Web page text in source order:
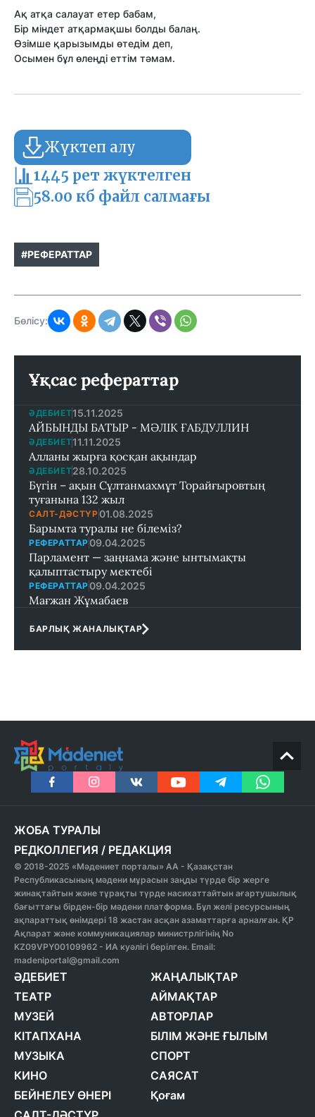
Ақ атқа салауат етер бабам,
Бір міндет атқармақшы болды балаң.
Өзімше қарызымды өтедім деп,
Осымен бұл өлеңді еттім тәмам.
Жүктеп алу
1445 рет жүктелген
58.00 кб файл салмағы
#РЕФЕРАТТАР
Бөлісу:
Ұқсас рефераттар
ӘДЕБИЕТ15.11.2025
АЙБЫНДЫ БАТЫР - МӘЛІК ҒАБДУЛЛИН
ӘДЕБИЕТ11.11.2025
Алланы жырға қосқан ақындар
ӘДЕБИЕТ28.10.2025
Бүгін – ақын Сұлтанмахмұт Торайғыровтың
туғанына 132 жыл
САЛТ-ДӘСТҮР 01.08.2025
Барымта туралы не білеміз?
РЕФЕРАТТАР 09.04.2025
Парламент — заңнама және ынтымақты
қалыптастыру мектебi
РЕФЕРАТТАР 09.04.2025
Мағжан Жұмабаев
БАРЛЫҚ ЖАНАЛЫҚТАР
ЖОБА ТУРАЛЫ
РЕДКОЛЛЕГИЯ / РЕДАКЦИЯ
© 2018-2025 «Мәдениет порталы» АА - Қазақстан
Республикасының мәдени мұрасын заңды түрде бір жерге
жинақтайтын және тұрақты түрде насихаттайтын ағартушылық
бағыттағы бірден-бір мәдени платформа. Бұл желі ресурсының
ақпараттық өнімдері 18 жастан асқан азаматтарға арналған. ҚР
Ақпарат және коммуникациялар министрлігінің No
KZ09VPY00109962 - ИА куәлігі берілген. Email:
madeniportal@gmail.com
ӘДЕБИЕТ
ТЕАТР
МУЗЕЙ
КІТАПХАНА
МУЗЫКА
КИНО
БЕЙНЕЛЕУ ӨНЕРІ
ЖАҢАЛЫҚТАР
АЙМАҚТАР
АВТОРЛАР
БІЛІМ ЖӘНЕ ҒЫЛЫМ
СПОРТ
САЯСАТ
Қоғам